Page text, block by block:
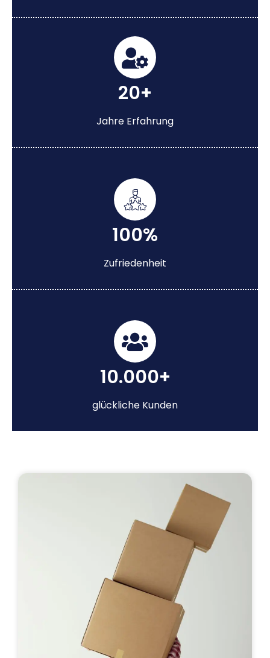
20+
Jahre Erfahrung
100%
Zufriedenheit
10.000+
glückliche Kunden